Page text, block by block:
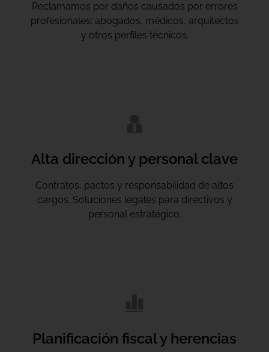
Reclamamos por daños causados por errores
profesionales: abogados, médicos, arquitectos
y otros perfiles técnicos.
Alta dirección y personal clave
Contratos, pactos y responsabilidad de altos
cargos. Soluciones legales para directivos y
personal estratégico.
Planificación fiscal y herencias